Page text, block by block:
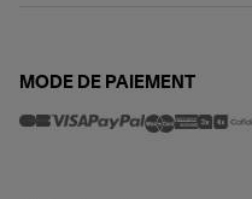
MODE DE PAIEMENT